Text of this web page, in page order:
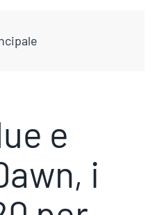
e
i